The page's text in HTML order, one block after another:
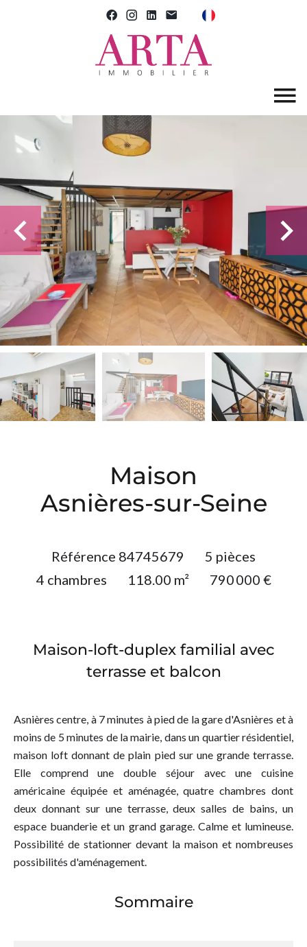
Maison
Asnières-sur-Seine
Référence 84745679
5 pièces
4 chambres
118.00 m² 790 000 €
Maison-loft-duplex familial avec
terrasse et balcon
Asnières centre, à 7 minutes à pied de la gare d'Asnières et à
moins de 5 minutes de la mairie, dans un quartier résidentiel,
maison loft donnant de plain pied sur une grande terrasse.
Elle comprend une double séjour avec une cuisine
américaine équipée et aménagée, quatre chambres dont
deux donnant sur une terrasse, deux salles de bains, un
espace buanderie et un grand garage. Calme et lumineuse.
Possibilité de stationner devant la maison et nombreuses
possibilités d'aménagement.
Sommaire